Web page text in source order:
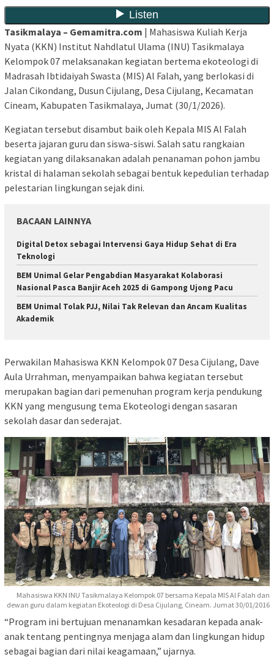
Tasikmalaya – Gemamitra.com | Mahasiswa Kuliah Kerja
Nyata (KKN) Institut Nahdlatul Ulama (INU) Tasikmalaya
Kelompok 07 melaksanakan kegiatan bertema ekoteologi di
Madrasah Ibtidaiyah Swasta (MIS) Al Falah, yang berlokasi di
Jalan Cikondang, Dusun Cijulang, Desa Cijulang, Kecamatan
Cineam, Kabupaten Tasikmalaya, Jumat (30/1/2026).
Kegiatan tersebut disambut baik oleh Kepala MIS Al Falah
beserta jajaran guru dan siswa-siswi. Salah satu rangkaian
kegiatan yang dilaksanakan adalah penanaman pohon jambu
kristal di halaman sekolah sebagai bentuk kepedulian terhadap
pelestarian lingkungan sejak dini.
BACAAN LAINNYA
Digital Detox sebagai Intervensi Gaya Hidup Sehat di Era
Teknologi
BEM Unimal Gelar Pengabdian Masyarakat Kolaborasi
Nasional Pasca Banjir Aceh 2025 di Gampong Ujong Pacu
BEM Unimal Tolak PJJ, Nilai Tak Relevan dan Ancam Kualitas
Akademik
Perwakilan Mahasiswa KKN Kelompok 07 Desa Cijulang, Dave
Aula Urrahman, menyampaikan bahwa kegiatan tersebut
merupakan bagian dari pemenuhan program kerja pendukung
KKN yang mengusung tema Ekoteologi dengan sasaran
sekolah dasar dan sederajat.
Mahasiswa KKN INU Tasikmalaya Kelompok 07 bersama Kepala MIS Al Falah dan
dewan guru dalam kegiatan Ekoteologi di Desa Cijulang, Cineam. Jumat 30/01/2016
“Program ini bertujuan menanamkan kesadaran kepada anak-
anak tentang pentingnya menjaga alam dan lingkungan hidup
sebagai bagian dari nilai keagamaan,” ujarnya.